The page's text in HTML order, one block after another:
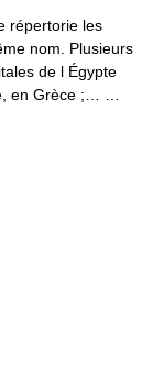
répertorie les
nom. Plusieurs
de l Égypte
en Grèce ;… …